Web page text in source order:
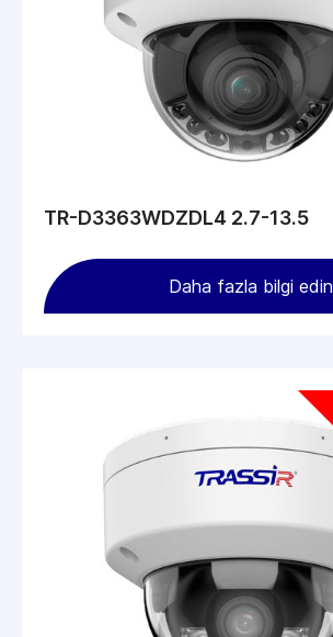
TR-D3363WDZDL4 2.7-13.5
Daha fazla bilgi edin